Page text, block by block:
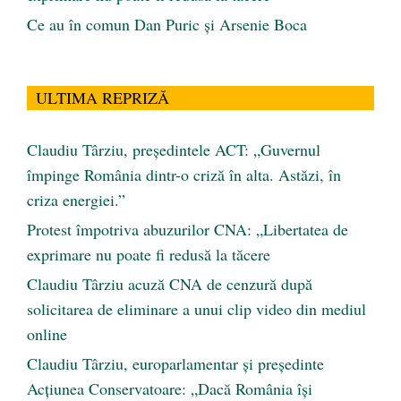
Ce au în comun Dan Puric şi Arsenie Boca
ULTIMA REPRIZĂ
Claudiu Târziu, președintele ACT: „Guvernul
împinge România dintr-o criză în alta. Astăzi, în
criza energiei.”
Protest împotriva abuzurilor CNA: „Libertatea de
exprimare nu poate fi redusă la tăcere
Claudiu Târziu acuză CNA de cenzură după
solicitarea de eliminare a unui clip video din mediul
online
Claudiu Târziu, europarlamentar și președinte
Acțiunea Conservatoare: „Dacă România își